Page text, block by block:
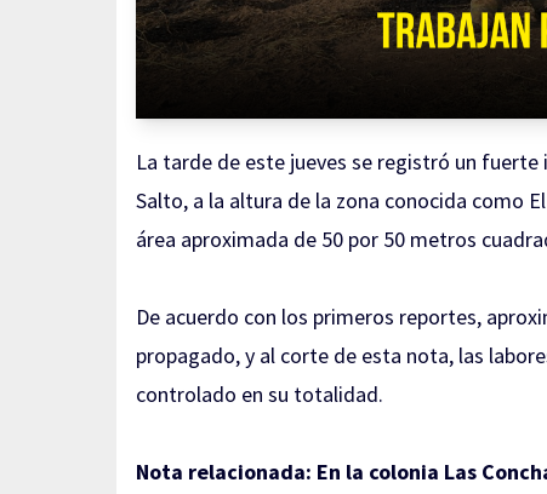
La tarde de este jueves se registró un
Salto, a la altura de la zona conocida como
área aproximada de 50 por 50 metros
De acuerdo con los primeros reportes,
propagado, y al corte de esta nota, las
controlado en su totalidad.
Nota relacionada: En la colonia Las